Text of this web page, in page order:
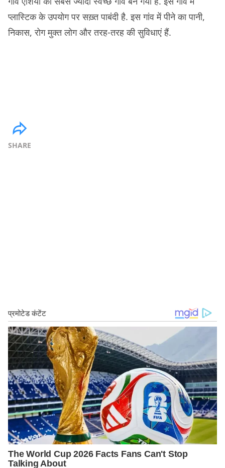
प्लास्टिक के उपयोग पर सख़्त पाबंदी है. इस गांव में पीने का पानी,
निकास, रोग मुक्त लोग और तरह-तरह की सुविधाएं हैं.
SHARE